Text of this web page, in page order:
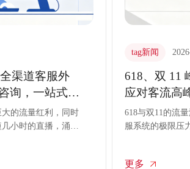
渠道客服外
询，一站式交
的流量红利，同时
小时的直播，涌入
播场景的特殊性，
tag新闻
618、双 11
应对客流高
国客服外包
618与双11的流
服系统的极限压
加班已难以奏效
更多